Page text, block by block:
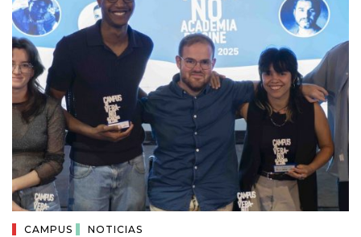
CAMPUS NOTICIAS
NEWSLETTER